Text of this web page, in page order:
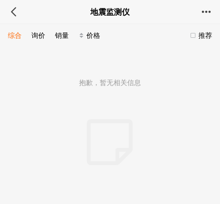
地震监测仪
推荐
综合 询价 销量 价格
抱歉，暂无相关信息